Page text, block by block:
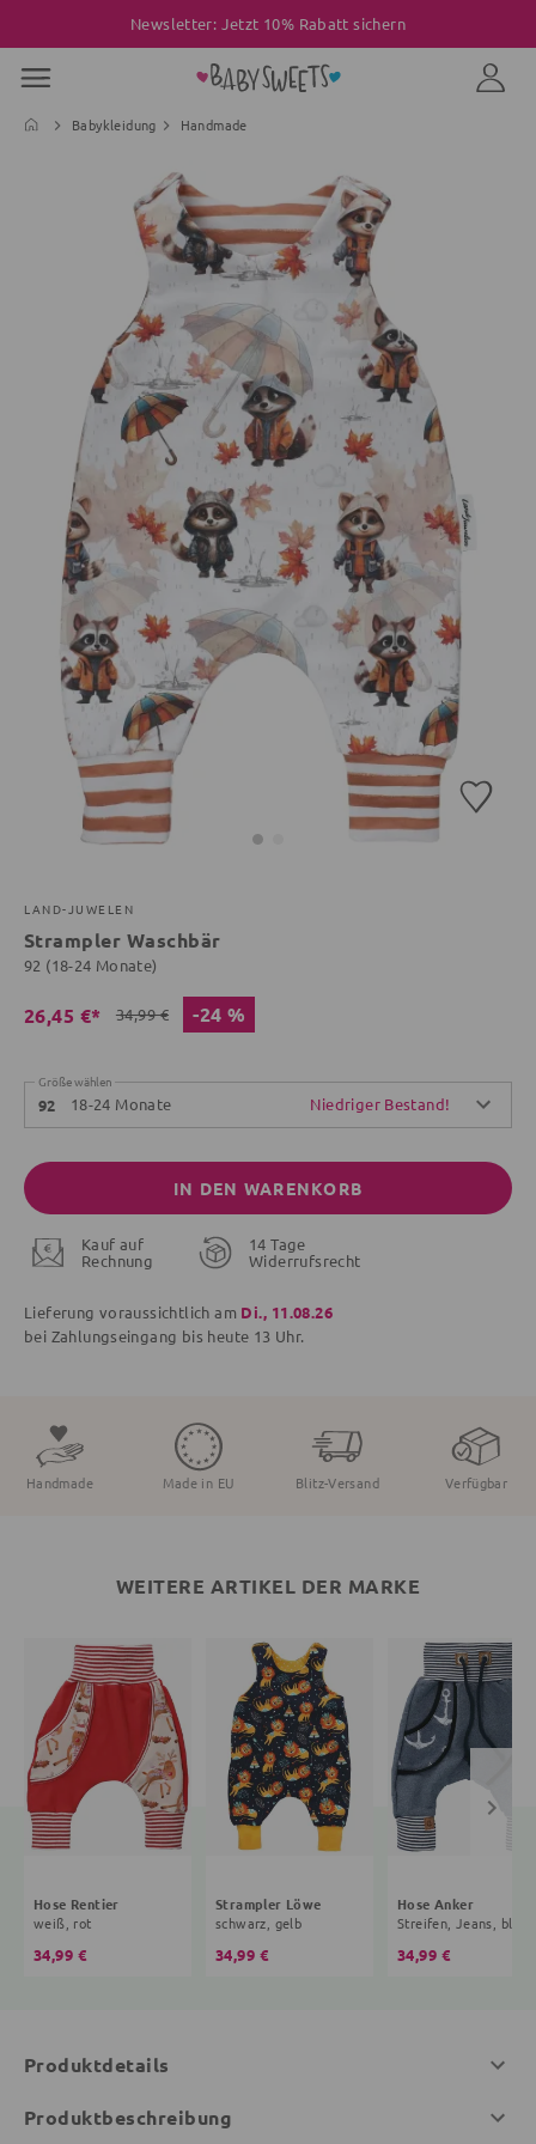
Newsletter: Jetzt 10% Rabatt sichern
Babykleidung Handmade
LAND-JUWELEN
Strampler Waschbär
92 (18-24 Monate)
26,45 €* 34,99 € -24 %
Größe wählen
92 18-24 Monate Niedriger Bestand!
IN DEN WARENKORB
Kauf auf
Rechnung
14 Tage
Widerrufsrecht
Lieferung voraussichtlich am Di., 11.08.26
bei Zahlungseingang bis heute 13 Uhr.
Handmade Made in EU Blitz-Versand Verfügbar
WEITERE ARTIKEL DER MARKE
Hose Rentier
weiß, rot
34,99 €
Strampler Löwe
schwarz, gelb
34,99 €
Hose Anker
34,99 €
Produktdetails
Produktbeschreibung